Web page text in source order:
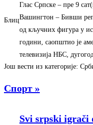
Блиц
Глас Српске – ‎пре 9
Вашингтон – Бивши
од кључних фигура у
години, саопштио је
телевизија НБС,
Још вести из категорије:
Спорт »
Svi srpski igrači